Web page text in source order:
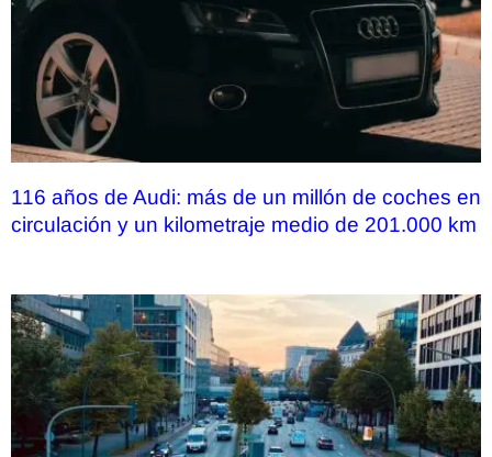
116 años de Audi: más de un millón de coches en
circulación y un kilometraje medio de 201.000 km